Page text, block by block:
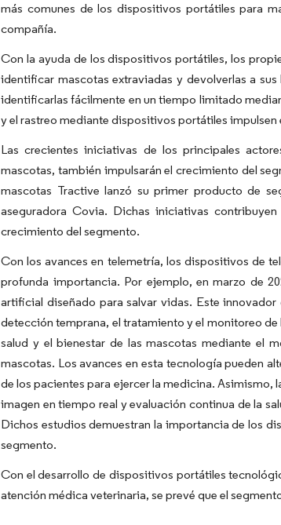
más comunes de los dispositivos portátiles para
compañía.
Con la ayuda de los dispositivos portátiles, los
identificar mascotas extraviadas y devolverlas a
identificarlas fácilmente en un tiempo limitado
y el rastreo mediante dispositivos portátiles
Las crecientes iniciativas de los principales
mascotas, también impulsarán el crecimiento del
mascotas Tractive lanzó su primer producto de
aseguradora Covia. Dichas iniciativas
crecimiento del segmento.
Con los avances en telemetría, los dispositivos de
profunda importancia. Por ejemplo, en marzo de
artificial diseñado para salvar vidas. Este
detección temprana, el tratamiento y el monitoreo de
salud y el bienestar de las mascotas mediante el
mascotas. Los avances en esta tecnología pueden
de los pacientes para ejercer la medicina. Asimismo,
imagen en tiempo real y evaluación continua de la
Dichos estudios demuestran la importancia de los
segmento.
Con el desarrollo de dispositivos portátiles
atención médica veterinaria, se prevé que el